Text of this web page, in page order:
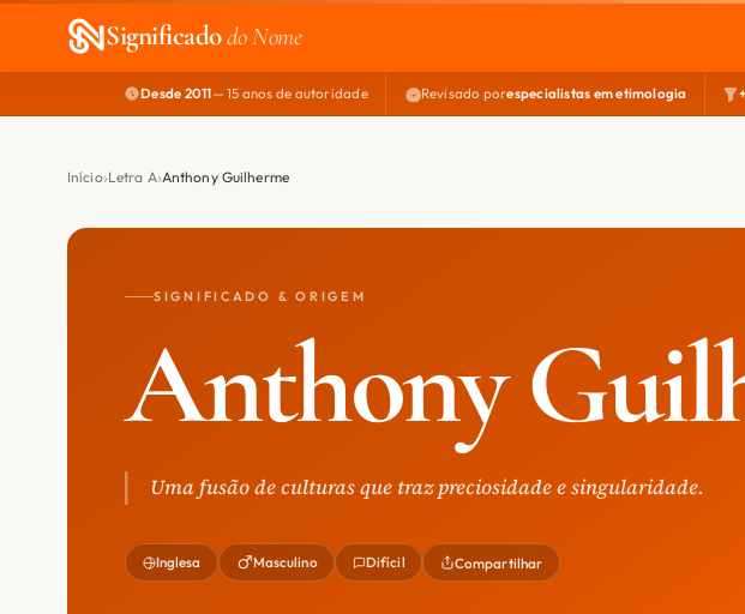
Significadodo Nome
Desde 2011— 15 anos de autoridade Revisado porespecialistas em etimologia
Início Letra A Anthony Guilherme
SIGNIFICADO & ORIGEM
Anthony
Uma fusão de culturas que traz preciosidade e singularidade.
Inglesa Masculino Difícil Compartilhar